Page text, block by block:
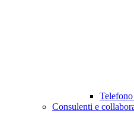
Telefono
Consulenti e